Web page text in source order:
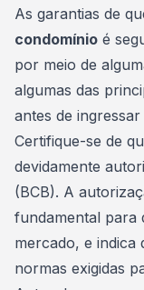
As garantias de
condomínio é
por meio de
algumas das
antes de
Certifique-se de
devidamente
(BCB). A
fundamental para
mercado, e indica
normas exigidas